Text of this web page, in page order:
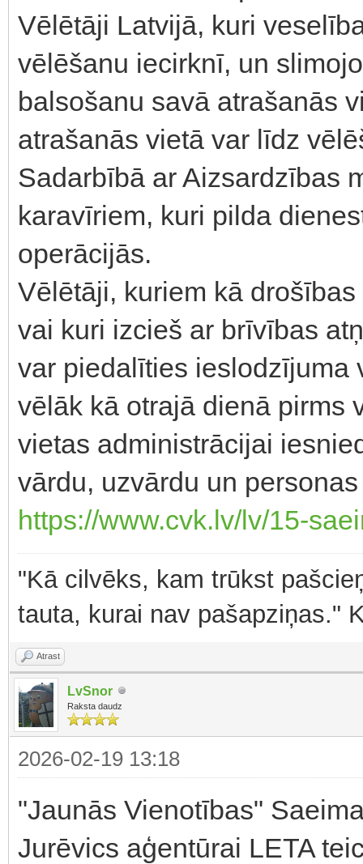
Vēlētāji Latvijā, kuri
vēlēšanu iecirknī, un
balsošanu savā atrašanās
atrašanās vietā var līdz
Sadarbībā ar Aizsardzības
karavīriem, kuri pilda
operācijās.
Vēlētāji, kuriem kā
vai kuri izcieš ar brīvības
var piedalīties ieslodzījuma
vēlāk kā otrajā dienā pirms
vietas administrācijai
vārdu, uzvārdu un
https://www.cvk.lv/lv/15-
"Kā cilvēks, kam trūkst
tauta, kurai nav pašapziņas."
Atrast
LvSnor
Raksta daudz
2026-02-19 13:18
"Jaunās Vienotības"
Jurēvics aģentūrai LETA